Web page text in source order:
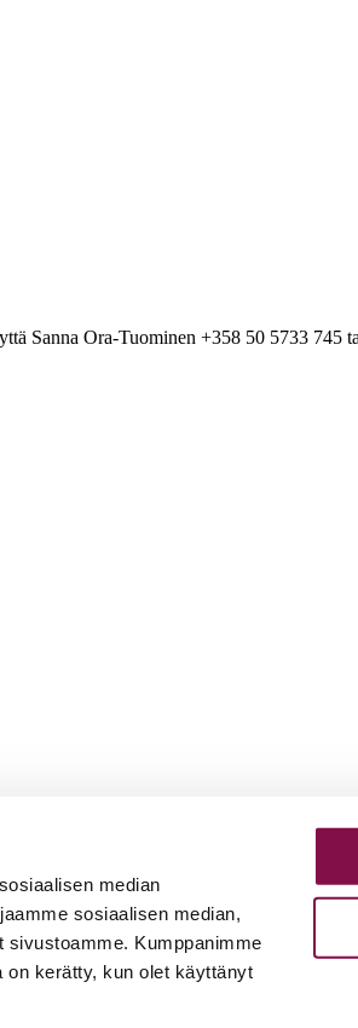
median
sosiaalisen median,
sivustoamme. Kumppanimme
on kerätty, kun olet käyttänyt
Sanna Ora-Tuominen +358 50 5733 745